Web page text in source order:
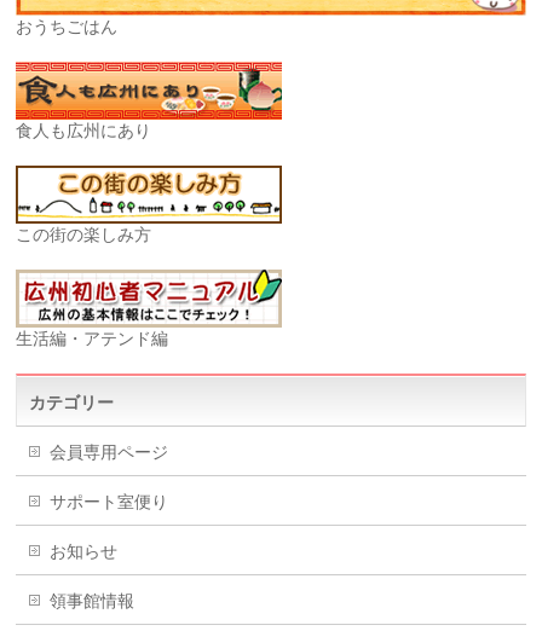
おうちごはん
食人も広州にあり
この街の楽しみ方
生活編・アテンド編
カテゴリー
会員専用ページ
サポート室便り
お知らせ
領事館情報